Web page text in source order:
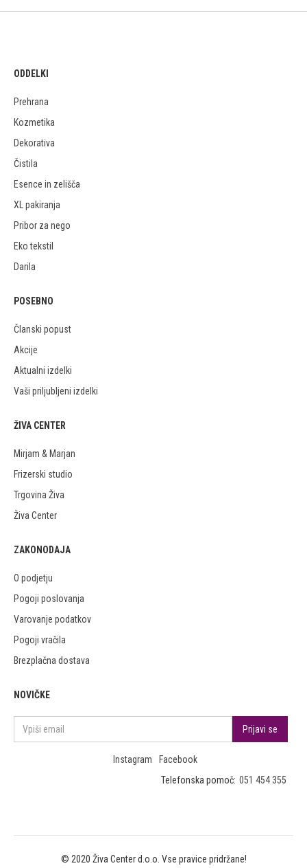
ODDELKI
Prehrana
Kozmetika
Dekorativa
Čistila
Esence in zelišča
XL pakiranja
Pribor za nego
Eko tekstil
Darila
POSEBNO
Članski popust
Akcije
Aktualni izdelki
Vaši priljubljeni izdelki
ŽIVA CENTER
Mirjam & Marjan
Frizerski studio
Trgovina Živa
Živa Center
ZAKONODAJA
O podjetju
Pogoji poslovanja
Varovanje podatkov
Pogoji vračila
Brezplačna dostava
NOVIČKE
Instagram
Facebook
Telefonska pomoč: 051 454 355
© 2020 Živa Center d.o.o. Vse pravice pridržane!